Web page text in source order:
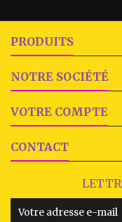
PRODUITS
NOTRE SOCIÉTÉ
VOTRE COMPTE
CONTACT